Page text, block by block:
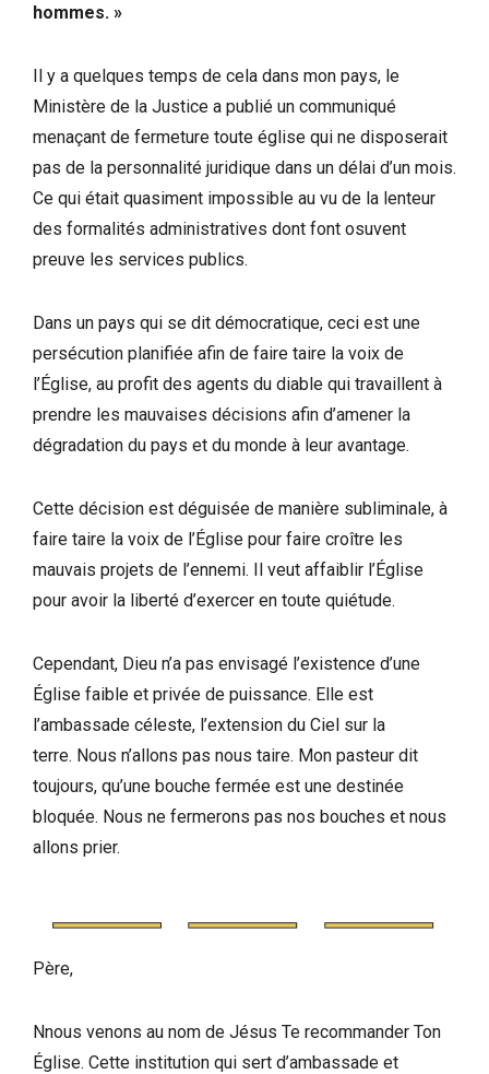
hommes. »
Il y a quelques temps de cela dans mon pays, le
Ministère de la Justice a publié un communiqué
menaçant de fermeture toute église qui ne disposerait
pas de la personnalité juridique dans un délai d’un mois.
Ce qui était quasiment impossible au vu de la lenteur
des formalités administratives dont font osuvent
preuve les services publics.
Dans un pays qui se dit démocratique, ceci est une
persécution planifiée afin de faire taire la voix de
l’Église, au profit des agents du diable qui travaillent à
prendre les mauvaises décisions afin d’amener la
dégradation du pays et du monde à leur avantage.
Cette décision est déguisée de manière subliminale, à
faire taire la voix de l’Église pour faire croître les
mauvais projets de l’ennemi. Il veut affaiblir l’Église
pour avoir la liberté d’exercer en toute quiétude.
Cependant, Dieu n’a pas envisagé l’existence d’une
Église faible et privée de puissance. Elle est
l’ambassade céleste, l’extension du Ciel sur la
terre. Nous n’allons pas nous taire. Mon pasteur dit
toujours, qu’une bouche fermée est une destinée
bloquée. Nous ne fermerons pas nos bouches et nous
allons prier.
Père,
Nnous venons au nom de Jésus Te recommander Ton
Église. Cette institution qui sert d’ambassade et